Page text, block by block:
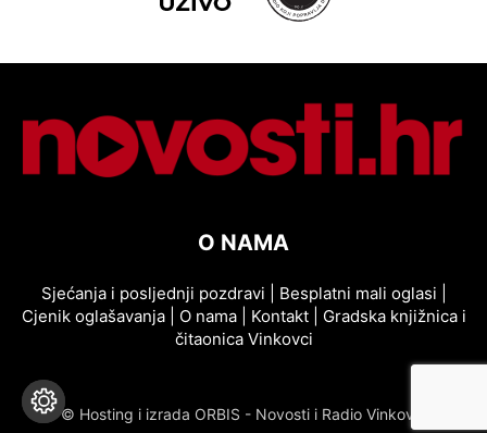
O NAMA
Sjećanja i posljednji pozdravi Besplatni mali oglasi
Cjenik oglašavanja| O nama| Kontakt| Gradska knjižnica i
čitaonica Vinkovci
© Hosting i izrada ORBIS - Novosti i Radio Vinkovci